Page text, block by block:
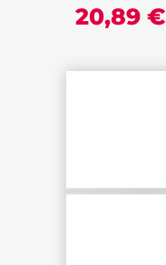
20,89 €